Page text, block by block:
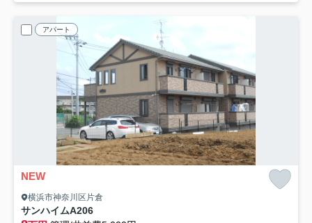
アパート
NEW
横浜市神奈川区片倉
サンハイムA206